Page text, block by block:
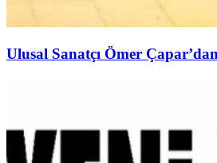
Ulusal Sanatçı Ömer